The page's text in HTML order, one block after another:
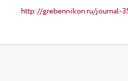
http://grebennikon.ru/journal-